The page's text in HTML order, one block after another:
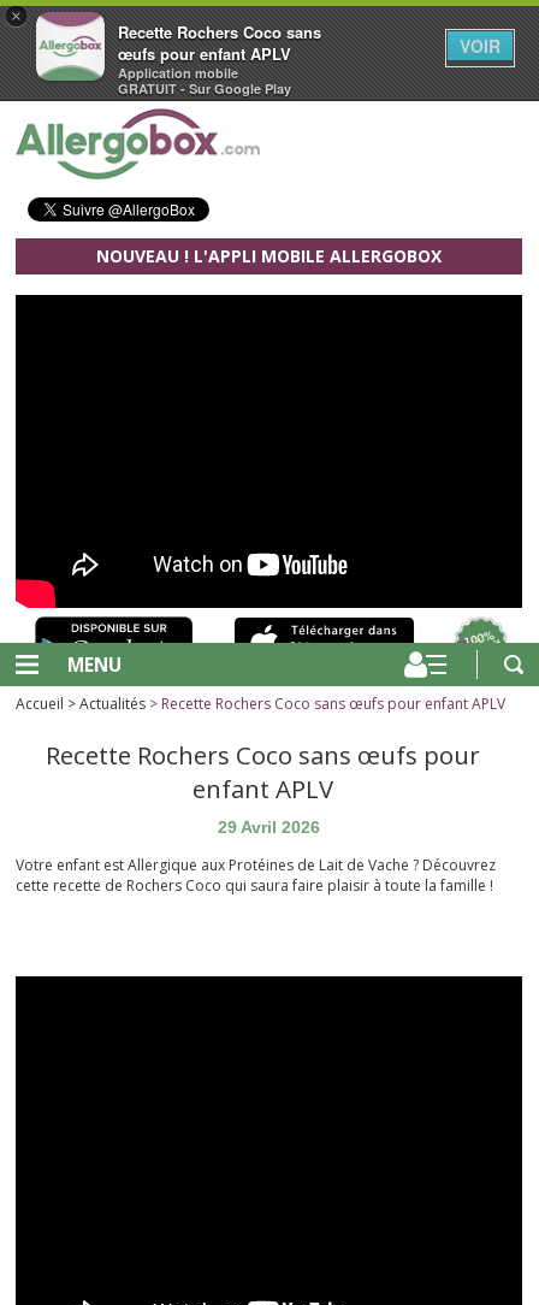
×
Recette Rochers Coco sans
œufs pour enfant APLV
Application mobile
GRATUIT - Sur Google Play
VOIR
Aller au contenu principal
NOUVEAU ! L'APPLI MOBILE ALLERGOBOX
MENU
Accueil >Actualités > Recette Rochers Coco sans œufs pour enfant APLV
Recette Rochers Coco sans œufs pour
enfant APLV
29 Avril 2026
Votre enfant est Allergique aux Protéines de Lait de Vache ? Découvrez
cette recette de Rochers Coco qui saura faire plaisir à toute la famille !